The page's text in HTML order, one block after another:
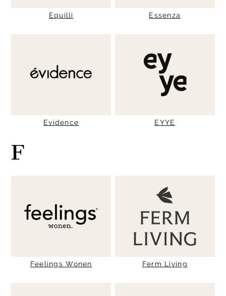
Equilli Essenza
Evidence EYYE
F
Feelings Wonen Ferm Living